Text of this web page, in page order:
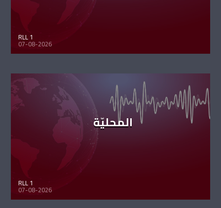
RLL 1
07-08-2026
المحليّة
RLL 1
07-08-2026